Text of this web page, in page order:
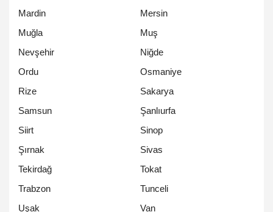
Mardin
Mersin
Muğla
Muş
Nevşehir
Niğde
Ordu
Osmaniye
Rize
Sakarya
Samsun
Şanlıurfa
Siirt
Sinop
Şırnak
Sivas
Tekirdağ
Tokat
Trabzon
Tunceli
Uşak
Van